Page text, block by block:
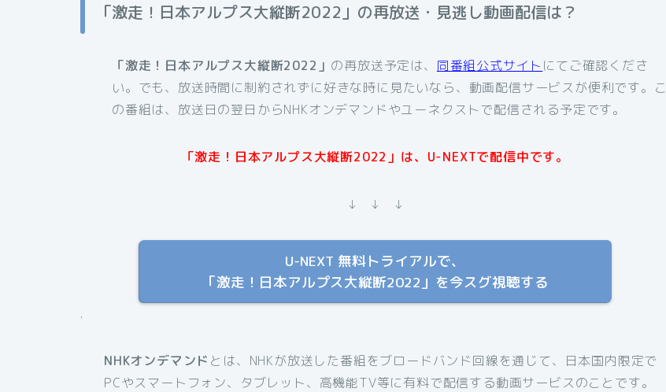
「激走！日本アルプス大縦断2022 」の再放送・見逃し動画配信は？
「激走！日本アルプス大縦断2022」 の再放送予定は、 同番組公式サイト にてご確認くださ
い。でも、放送時間に制約されずに好きな時に見たいなら、動画配信サービスが便利です。こ
の番組は、放送日の翌日からNHKオンデマンドやユーネクストで配信される予定です。
「激走！日本アルプス大縦断2022」は、U-NEXTで配信中です。
↓ ↓ ↓
U-NEXT 無料トライアルで、
「激走！日本アルプス大縦断2022」を今スグ視聴する
.
NHKオンデマンド とは、NHKが放送した番組をブロードバンド回線を通じて、日本国内限定で
PCやスマートフォン、タブレット、高機能TV等に有料で配信する動画サービスのことです。